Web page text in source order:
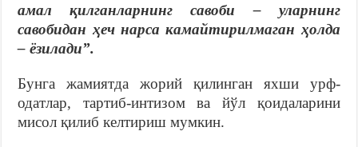
амал қилганларнинг савоби – уларнинг
савобидан ҳеч нарса камайтирилмаган ҳолда
– ёзилади”.
Бунга жамиятда жорий қилинган яхши урф-
одатлар, тартиб-интизом ва йўл қоидаларини
мисол қилиб келтириш мумкин.